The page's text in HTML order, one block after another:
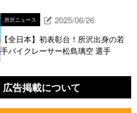
所沢ニュース 2025/06/26
【全日本】初表彰台！所沢出身の若
手バイクレーサー松島璃空 選手
広告掲載について